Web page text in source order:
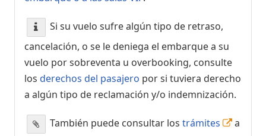
Si su vuelo sufre algún tipo de retraso,
cancelación, o se le deniega el embarque a su
vuelo por sobreventa u overbooking, consulte
los derechos del pasajero por si tuviera derecho
a algún tipo de reclamación y/o indemnización.
También puede consultar los trámites
a